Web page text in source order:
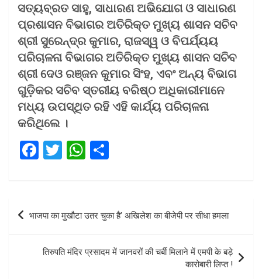
ସତ୍ୟବ୍ରତ ସାହୁ, ସାଧାରଣ ଅଭିଯୋଗ ଓ ସାଧାରଣ
ପ୍ରଶାସନ ବିଭାଗର ଅତିରିକ୍ତ ମୁଖ୍ୟ ଶାସନ ସଚିବ
ଶ୍ରୀ ସୁରେନ୍ଦ୍ର କୁମାର, ରାଜସ୍ୱ ଓ ବିପର୍ଯ୍ୟୟ
ପରିଚାଳନା ବିଭାଗର ଅତିରିକ୍ତ ମୁଖ୍ୟ ଶାସନ ସଚିବ
ଶ୍ରୀ ଦେଓ ରଞ୍ଜନ କୁମାର ସିଂହ, ଏବଂ ଅନ୍ୟ ବିଭାଗ
ଗୁଡ଼ିକର ସଚିବ ସ୍ତରୀୟ ବରିଷ୍ଠ ଅଧିକାରୀମାନେ
ମଧ୍ୟ ଉପସ୍ଥିତ ରହି ଏହି କାର୍ଯ୍ୟ ପରିଚାଳନା
କରିଥିଲେ ।
F
ce
o
o
k
T
tt
er
W
at
A
p
p
ar
e
Post
navigation
भाजपा का मुखौटा उतर चुका है’ अखिलेश का बीजेपी पर सीधा हमला
तिरुपति मंदिर प्रसादम में जानवरों की चर्बी मिलाने में एमपी के बड़े
कारोबारी लिप्त !